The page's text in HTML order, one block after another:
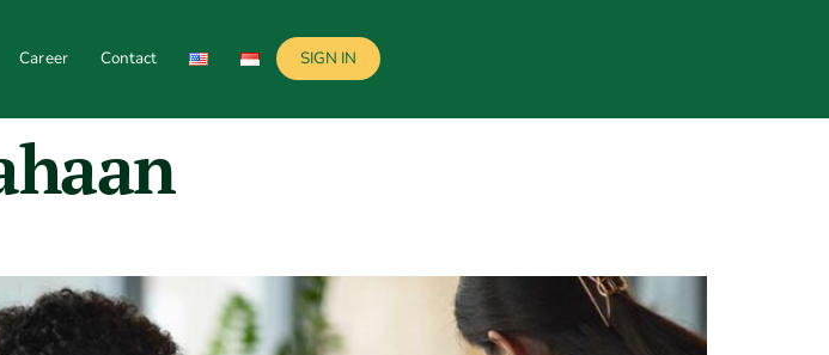
Career Contact SIGN IN